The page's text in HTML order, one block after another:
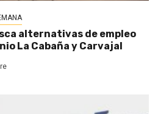
alternativas de empleo
La Cabaña y Carvajal